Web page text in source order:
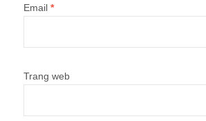
Email *
Trang web